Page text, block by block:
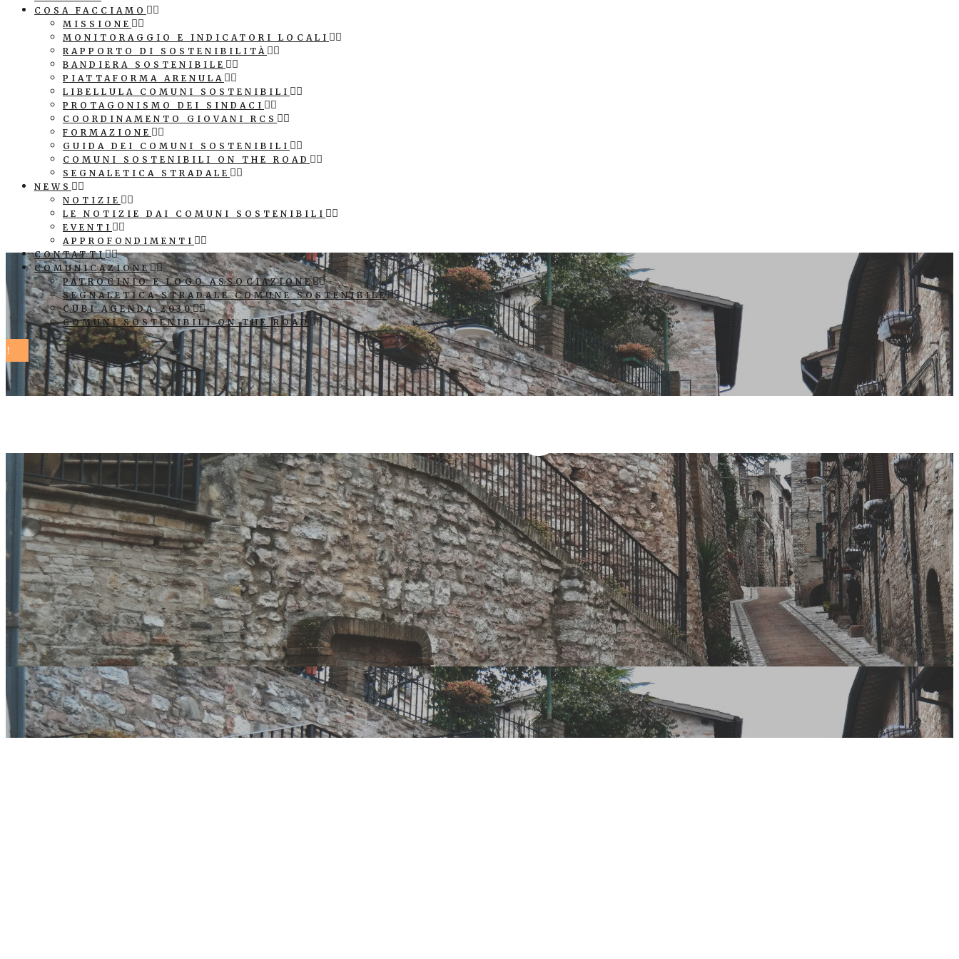
COSA FACCIAMO
MISSIONE
MONITORAGGIO E INDICATORI LOCALI
RAPPORTO DI SOSTENIBILITÀ
BANDIERA SOSTENIBILE
PIATTAFORMA ARENULA
LIBELLULA COMUNI SOSTENIBILI
PROTAGONISMO DEI SINDACI
COORDINAMENTO GIOVANI RCS
FORMAZIONE
GUIDA DEI COMUNI SOSTENIBILI
COMUNI SOSTENIBILI ON THE ROAD
SEGNALETICA STRADALE
NEWS
NOTIZIE
LE NOTIZIE DAI COMUNI SOSTENIBILI
EVENTI
APPROFONDIMENTI
CONTATTI
COMUNICAZIONE
PATROCINIO E LOGO ASSOCIAZIONE
SEGNALETICA STRADALE COMUNE SOSTENIBILE
CUBI AGENDA 2030
COMUNI SOSTENIBILI ON THE ROAD